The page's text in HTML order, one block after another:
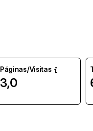
Páginas/Visitas
3,0